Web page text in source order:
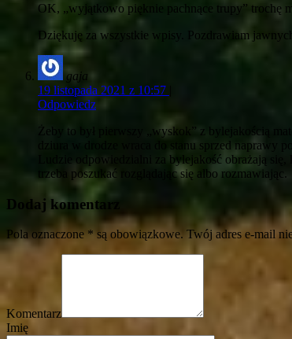
OK, „wyjątkowo pięknie pachnące trupy” trochę
Dziękuję za wszystkie wpisy. Pozdrawiam
gaja
19 listopada 2021 z 10:57
Odpowiedz
Żeby to był pierwszy „wyskok” z bylejakością
dziura w drodze wraca do stanu sprzed naprawy
Ludzie odpowiedzialni za bylejakość obrażają
trzeba poszukać rozglądając się albo rozmawiając.
Dodaj komentarz
Pola oznaczone * są obowiązkowe. Twój adres e-mail
Komentarz
Imię